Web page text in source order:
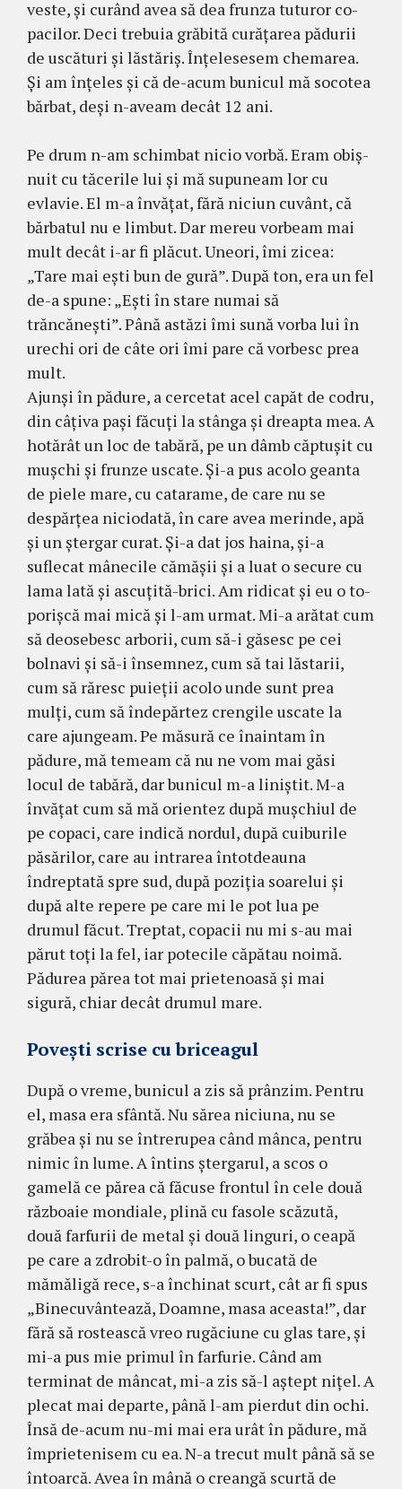
veste, şi curând avea să dea frunza tuturor co­
pacilor. Deci trebuia grăbită curăţarea pă­durii
de uscături şi lăstăriş. Înţelesesem che­marea.
Şi am înţeles şi că de-acum bunicul mă socotea
bărbat, deşi n-aveam decât 12 ani.
Pe drum n-am schimbat nicio vorbă. Eram obiş­
nu­it cu tăcerile lui şi mă supuneam lor cu
evlavie. El m-a învăţat, fără niciun cuvânt, că
bărbatul nu e lim­but. Dar mereu vorbeam mai
mult decât i-ar fi plă­cut. Uneori, îmi zicea:
„Tare mai eşti bun de gură”. După ton, era un fel
de-a spune: „Eşti în stare numai să
trăncăneşti”. Până astăzi îmi sună vorba lui în
urechi ori de câte ori îmi pare că vorbesc prea
mult.
Ajunşi în pădure, a cercetat acel capăt de codru,
din câţiva paşi făcuţi la stânga şi dreapta mea. A
hotărât un loc de tabără, pe un dâmb căptuşit cu
muşchi şi frunze uscate. Şi-a pus acolo geanta
de pie­le mare, cu ca­tarame, de care nu se
despărţea ni­ciodată, în care avea merinde, apă
şi un ştergar curat. Şi-a dat jos hai­na, şi-a
suflecat mânecile cămăşii şi a luat o secure cu
lama lată şi ascuţită-brici. Am ridicat şi eu o to­
porişcă mai mică şi l-am urmat. Mi-a arătat cum
să deosebesc arborii, cum să-i găsesc pe cei
bolnavi şi să-i însemnez, cum să tai lăstarii,
cum să răresc pu­ieţii acolo unde sunt prea
mulţi, cum să în­de­părtez crengile uscate la
care ajungeam. Pe mă­sură ce îna­intam în
pădure, mă temeam că nu ne vom mai găsi
locul de tabă­ră, dar bunicul m-a li­niş­tit. M-a
învăţat cum să mă orientez după muş­chiul de
pe copaci, care indică nordul, du­pă cuiburile
păsărilor, care au intrarea întot­dea­una
îndreptată spre sud, după poziţia soa­re­lui şi
după alte repere pe care mi le pot lua pe
drumul făcut. Treptat, copacii nu mi s-au mai
părut toţi la fel, iar po­tecile căpătau noimă.
Pădurea părea tot mai prie­te­noasă şi mai
sigură, chiar decât dru­mul mare.
Poveşti scrise cu briceagul
După o vreme, bu­nicul a zis să prânzim. Pentru
el, masa era sfân­tă. Nu sărea niciuna, nu se
grăbea şi nu se întrerupea când mânca, pen­tru
nimic în lu­me. A întins ştergarul, a scos o
gamelă ce părea că fă­cuse frontul în cele două
răz­boaie mon­dia­le, plină cu fa­sole scăzută,
două farfurii de metal şi două lin­guri, o cea­pă
pe care a zdrobit-o în pal­mă, o bu­ca­tă de
mămăligă rece, s-a în­chinat scurt, cât ar fi spus
„Binecuvântează, Doam­ne, masa aceasta!”, dar
fără să rostească vreo ru­găciune cu glas tare, şi
mi-a pus mie primul în farfurie. Când am
terminat de mân­cat, mi-a zis să-l aştept niţel. A
plecat mai departe, până l-am pierdut din ochi.
Însă de-acum nu-mi mai era urât în pădure, mă
îm­­prie­te­nisem cu ea. N-a trecut mult până să se
în­toarcă. Avea în mână o creangă scurtă de